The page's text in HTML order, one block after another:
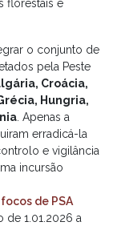
florestais e
o conjunto de
pela Peste
Croácia,
Hungria,
. Apenas a
erradicá-la
e vigilância
incursão
de PSA
de 1.01.2026 a